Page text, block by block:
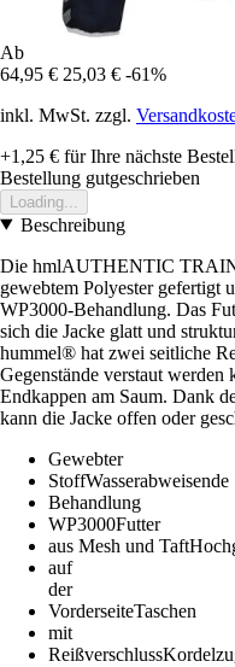
Ab
64,95 € 25,03 € -61%
inkl. MwSt. zzgl.
+1,25 € für Ihre nächste
Bestellung gutgeschrieben
Loading...
Beschreibung
Die hmlAUTHENTIC
gewebtem Polyester gefertigt
WP3000-Behandlung. Das
sich die Jacke glatt und
hummel® hat zwei seitliche
Gegenstände verstaut
Endkappen am Saum. Dank
kann die Jacke offen oder
Gewebter
StoffWasserabweisende
Behandlung
WP3000Futter
aus Mesh und
auf
der
VorderseiteTaschen
mit